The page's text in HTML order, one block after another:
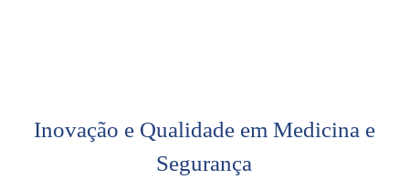
Inovação e Qualidade em Medicina e
Segurança